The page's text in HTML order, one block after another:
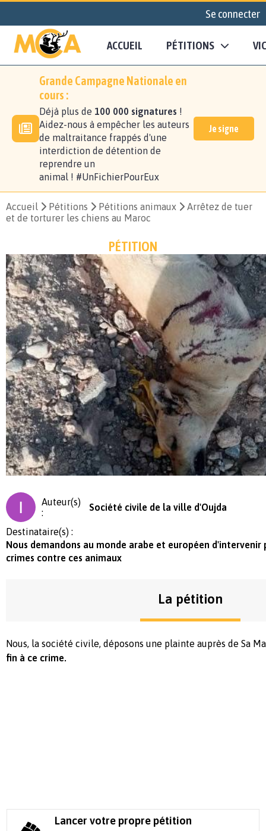
Se connecter
ACCUEIL PÉTITIONS
Grande Campagne Nationale en
cours :
Déjà plus de 100 000 signatures !
Aidez-nous à empêcher les auteurs
de maltraitance frappés d'une
interdiction de détention de
reprendre un
animal ! #UnFichierPourEux
Je signe
Accueil Pétitions Pétitions animaux
Arrêtez de tuer
et de torturer les chiens au Maroc
PÉTITION
Auteur(s)
:
Société civile de la ville d'Oujda
Destinataire(s) :
Nous demandons au monde arabe et européen
crimes contre ces animaux
La pétition
Nous, la société civile, déposons une plainte auprès de Sa
fin à ce crime.
Lancer votre propre pétition